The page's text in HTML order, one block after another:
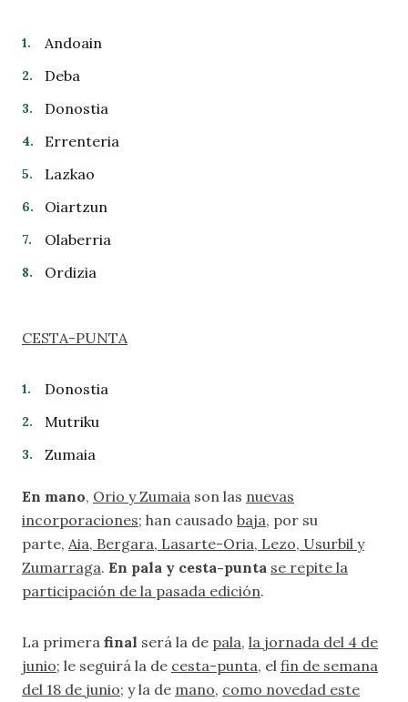
Andoain
Deba
Donostia
Errenteria
Lazkao
Oiartzun
Olaberria
Ordizia
CESTA-PUNTA
Donostia
Mutriku
Zumaia
En mano, Orio y Zumaia son las nuevas
incorporaciones; han causado baja, por su
parte, Aia, Bergara, Lasarte-Oria, Lezo, Usurbil y
Zumarraga. En pala y cesta-punta se repite la
participación de la pasada edición.
La primera final será la de pala, la jornada del 4 de
junio; le seguirá la de cesta-punta, el fin de semana
del 18 de junio; y la de mano, como novedad este